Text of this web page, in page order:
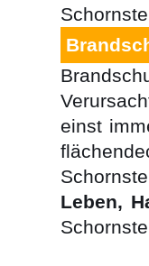
einst
Leben,